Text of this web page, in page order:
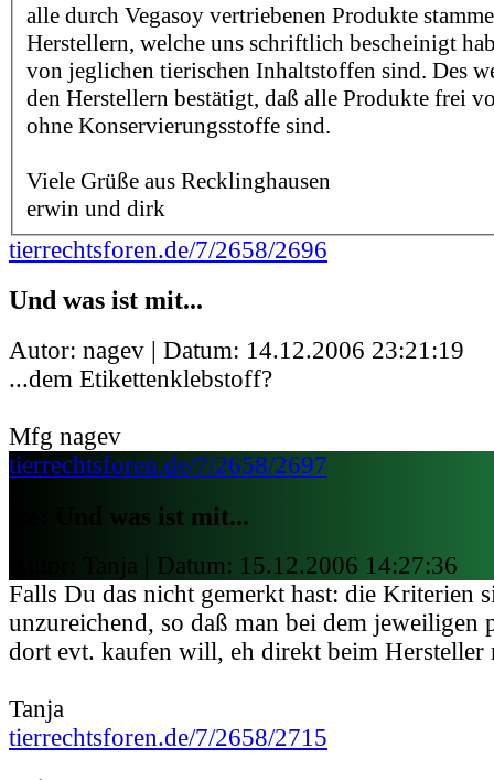
alle durch Vegasoy vertriebenen Produkte
Herstellern, welche uns schriftlich bescheinigt
von jeglichen tierischen Inhaltstoffen sind. Des
den Herstellern bestätigt, daß alle Produkte frei
ohne Konservierungsstoffe sind.
Viele Grüße aus Recklinghausen
erwin und dirk
tierrechtsforen.de/7/2658/2696
Und was ist mit...
Autor: nagev | Datum: 14.12.2006 23:21:19
...dem Etikettenklebstoff?
Mfg nagev
tierrechtsforen.de/7/2658/2697
Re: Und was ist mit...
Autor: Tanja | Datum: 15.12.2006 14:27:36
Falls Du das nicht gemerkt hast: die Kriterien
unzureichend, so daß man bei dem jeweiligen
dort evt. kaufen will, eh direkt beim Hersteller
Tanja
tierrechtsforen.de/7/2658/2715